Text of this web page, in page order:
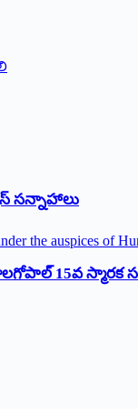
‌సన్నాహాలు
15వ స్మారక